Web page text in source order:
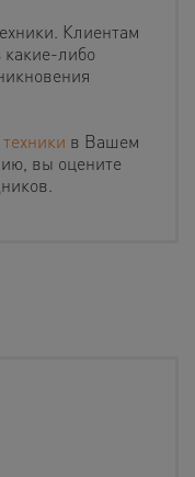
Клиентам
какие-либо
в Вашем
вы оцените